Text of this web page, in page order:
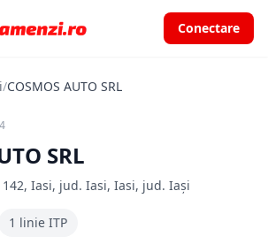
Conectare
/COSMOS AUTO SRL
SRL
142, Iasi, jud. Iasi, Iasi, jud. Iași
1 linie ITP